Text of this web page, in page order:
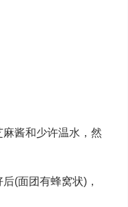
酱和少许温水，然
(面团有蜂窝状)，